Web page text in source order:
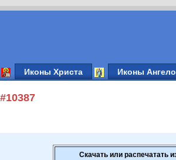
Иконы Христа Иконы
Скачать или распечатать